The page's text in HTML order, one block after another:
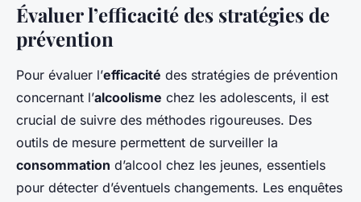
Évaluer l’efficacité des stratégies de
prévention
Pour évaluer l’efficacité des stratégies de prévention
concernant l’alcoolisme chez les adolescents, il est
crucial de suivre des méthodes rigoureuses. Des
outils de mesure permettent de surveiller la
consommation d’alcool chez les jeunes, essentiels
pour détecter d’éventuels changements. Les enquêtes